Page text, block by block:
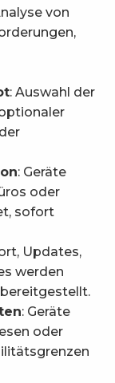
von
: Auswahl der
: Geräte
oder
sofort
Updates,
werden
: Geräte
oder